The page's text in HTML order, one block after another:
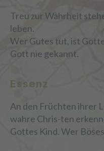
Treu zur Wahrheit
leben.
Wer Gutes tut, ist
Gott nie gekannt.
Essenz
An den Früchten ihrer
wahre Chris-ten
Gottes Kind. Wer